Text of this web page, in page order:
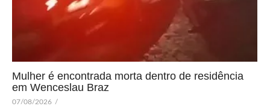
Mulher é encontrada morta dentro de residência
em Wenceslau Braz
07/08/2026 /